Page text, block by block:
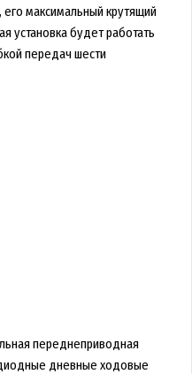
максимальный крутящий
установка будет работать
передач шести
переднеприводная
дневные ходовые